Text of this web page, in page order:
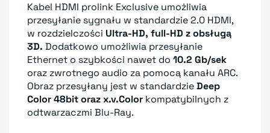
Kabel HDMI prolink Exclusive umożliwia
przesyłanie sygnału w standardzie 2.0 HDMI,
w rozdzielczości Ultra-HD, full-HD z obsługą
3D. Dodatkowo umożliwia przesyłanie
Ethernet o szybkości nawet do 10.2 Gb/sek
oraz zwrotnego audio za pomocą kanału ARC.
Obraz przesyłany jest w standardzieDeep
Color 48bit oraz x.v.Color kompatybilnych z
odtwarzaczmi Blu-Ray.